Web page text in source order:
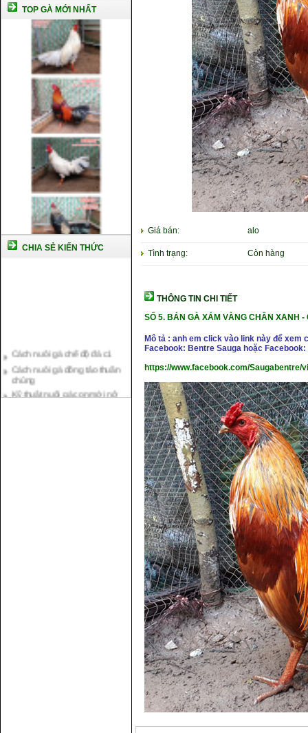
TOP GÀ MỚI NHẤT
CHIA SẺ KIẾN THỨC
Cách nuôi gà đông tảo thuần
chủng
Kỹ thuật nuôi gà con mới nở
Hướng dẫn nuôi gà đá
Giá bán: alo
Tình trạng: Còn hàng
THÔNG TIN CHI TIẾT
SỐ 5. BÁN GÀ XÁM VÀNG CHÂN XANH -
Mô tả : anh em click vào link này để
Facebook: Bentre Sauga hoặc Facebook:
https://www.facebook.com/Saugabentre/